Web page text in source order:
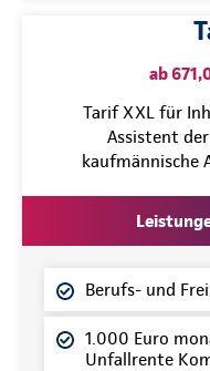
ab
Tarif XXL für
Assistent
kaufmännische
Berufs- und
1.000 Euro
Unfallrente